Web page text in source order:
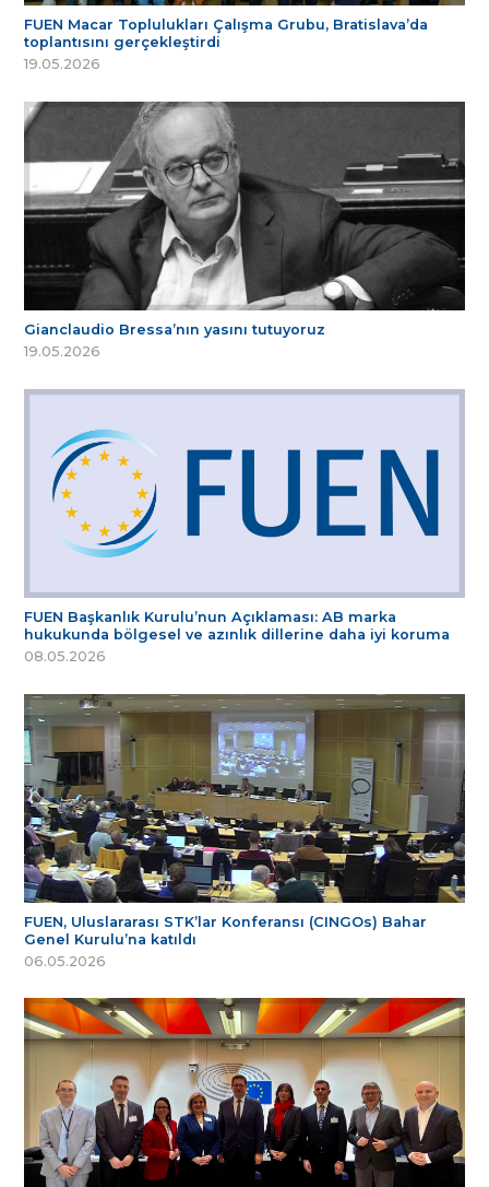
FUEN Macar Toplulukları Çalışma Grubu, Bratislava’da
toplantısını gerçekleştirdi
19.05.2026
Gianclaudio Bressa’nın yasını tutuyoruz
19.05.2026
FUEN Başkanlık Kurulu’nun Açıklaması: AB marka
hukukunda bölgesel ve azınlık dillerine daha iyi koruma
08.05.2026
FUEN, Uluslararası STK’lar Konferansı (CINGOs) Bahar
Genel Kurulu’na katıldı
06.05.2026